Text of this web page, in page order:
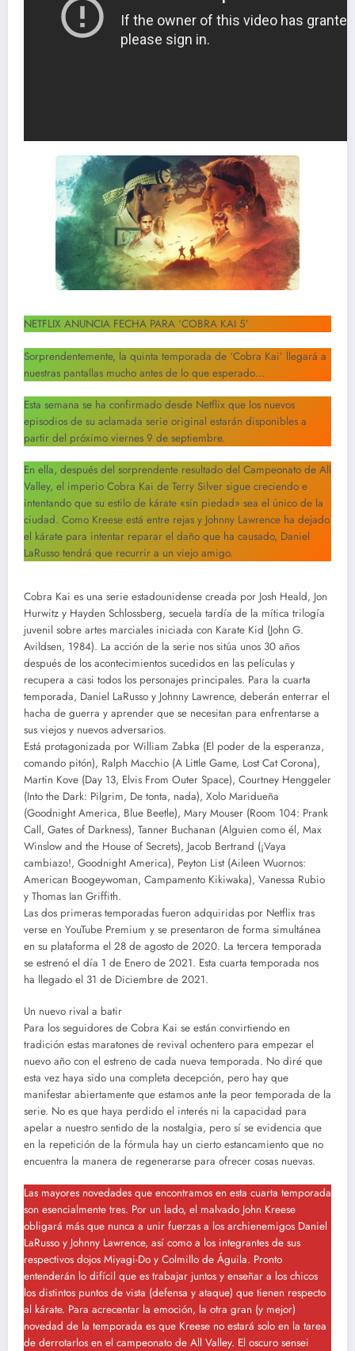
NETFLIX ANUNCIA FECHA PARA ‘COBRA KAI 5’
Sorprendentemente, la quinta temporada de ‘Cobra Kai’ llegará a
nuestras pantallas mucho antes de lo que esperado…
Esta semana se ha confirmado desde Netflix que los nuevos
episodios de su aclamada serie original estarán disponibles a
partir del próximo viernes 9 de septiembre.
En ella, después del sorprendente resultado del Campeonato de All
Valley, el imperio Cobra Kai de Terry Silver sigue creciendo e
intentando que su estilo de kárate «sin piedad» sea el único de la
ciudad. Como Kreese está entre rejas y Johnny Lawrence ha dejado
el kárate para intentar reparar el daño que ha causado, Daniel
LaRusso tendrá que recurrir a un viejo amigo.
Cobra Kai es una serie estadounidense creada por Josh Heald, Jon
Hurwitz y Hayden Schlossberg, secuela tardía de la mítica trilogía
juvenil sobre artes marciales iniciada con Karate Kid (John G.
Avildsen, 1984). La acción de la serie nos sitúa unos 30 años
después de los acontecimientos sucedidos en las películas y
recupera a casi todos los personajes principales. Para la cuarta
temporada, Daniel LaRusso y Johnny Lawrence, deberán enterrar el
hacha de guerra y aprender que se necesitan para enfrentarse a
sus viejos y nuevos adversarios.
Está protagonizada por William Zabka (El poder de la esperanza,
comando pitón), Ralph Macchio (A Little Game, Lost Cat Corona),
Martin Kove (Day 13, Elvis From Outer Space), Courtney Henggeler
(Into the Dark: Pilgrim, De tonta, nada), Xolo Maridueña
(Goodnight America, Blue Beetle), Mary Mouser (Room 104: Prank
Call, Gates of Darkness), Tanner Buchanan (Alguien como él, Max
Winslow and the House of Secrets), Jacob Bertrand (¡Vaya
cambiazo!, Goodnight America), Peyton List (Aileen Wuornos:
American Boogeywoman, Campamento Kikiwaka), Vanessa Rubio
y Thomas Ian Griffith.
Las dos primeras temporadas fueron adquiridas por Netflix tras
verse en YouTube Premium y se presentaron de forma simultánea
en su plataforma el 28 de agosto de 2020. La tercera temporada
se estrenó el día 1 de Enero de 2021. Esta cuarta temporada nos
ha llegado el 31 de Diciembre de 2021.
Un nuevo rival a batir
Para los seguidores de Cobra Kai se están convirtiendo en
tradición estas maratones de revival ochentero para empezar el
nuevo año con el estreno de cada nueva temporada. No diré que
esta vez haya sido una completa decepción, pero hay que
manifestar abiertamente que estamos ante la peor temporada de la
serie. No es que haya perdido el interés ni la capacidad para
apelar a nuestro sentido de la nostalgia, pero sí se evidencia que
en la repetición de la fórmula hay un cierto estancamiento que no
encuentra la manera de regenerarse para ofrecer cosas nuevas.
Las mayores novedades que encontramos en esta cuarta temporada
son esencialmente tres. Por un lado, el malvado John Kreese
obligará más que nunca a unir fuerzas a los archienemigos Daniel
LaRusso y Johnny Lawrence, así como a los integrantes de sus
respectivos dojos Miyagi-Do y Colmillo de Águila. Pronto
entenderán lo difícil que es trabajar juntos y enseñar a los chicos
los distintos puntos de vista (defensa y ataque) que tienen respecto
al kárate. Para acrecentar la emoción, la otra gran (y mejor)
novedad de la temporada es que Kreese no estará solo en la tarea
de derrotarlos en el campeonato de All Valley. El oscuro sensei